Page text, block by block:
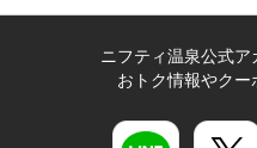
ニフティ温泉公式
おトク情報やクー